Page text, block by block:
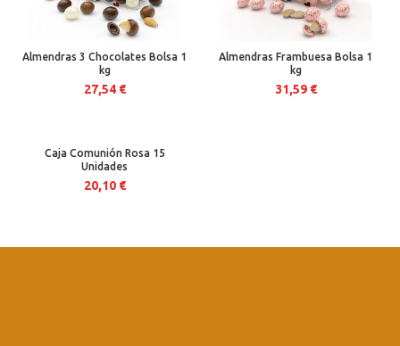
Almendras 3 Chocolates Bolsa 1
kg
27,54 €
Almendras Frambuesa Bolsa 1
kg
31,59 €
Caja Comunión Rosa 15
Unidades
20,10 €